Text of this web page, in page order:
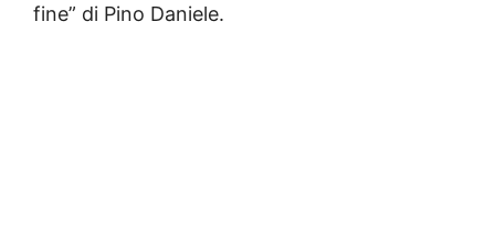
fine” di Pino Daniele.